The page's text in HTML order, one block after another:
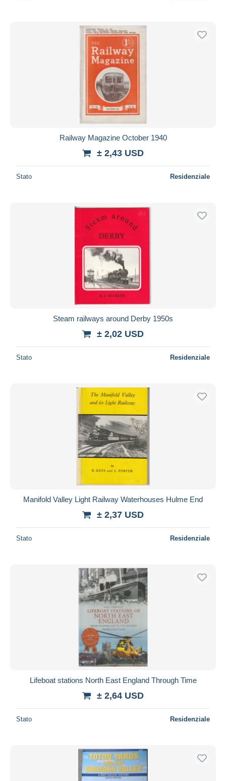
Railway Magazine October 1940
± 2,43 USD
Stato Residenziale
Steam railways around Derby 1950s
± 2,02 USD
Stato Residenziale
Manifold Valley Light Railway Waterhouses Hulme End
± 2,37 USD
Stato Residenziale
Lifeboat stations North East England Through Time
± 2,64 USD
Stato Residenziale